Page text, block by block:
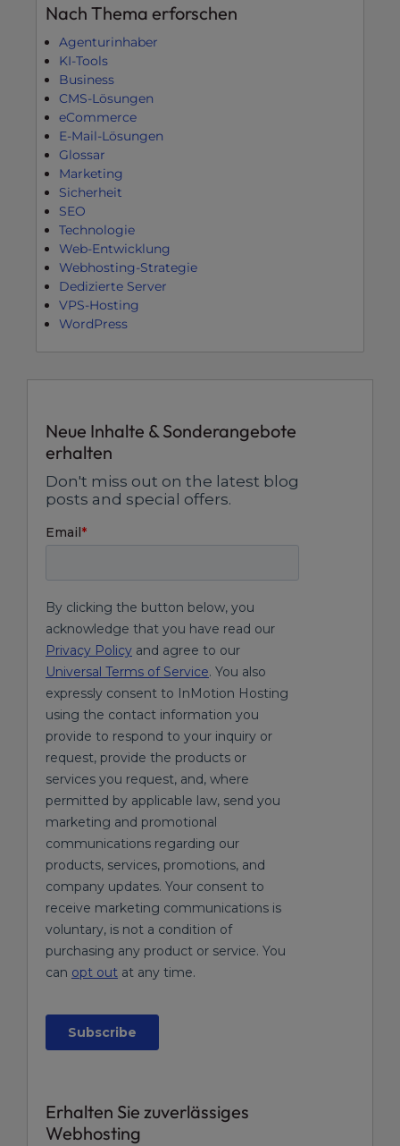
Nach Thema erforschen
Agenturinhaber
KI-Tools
Business
CMS-Lösungen
eCommerce
E-Mail-Lösungen
Glossar
Marketing
Sicherheit
SEO
Technologie
Web-Entwicklung
Webhosting-Strategie
Dedizierte Server
VPS-Hosting
WordPress
Neue Inhalte & Sonderangebote
erhalten
Erhalten Sie zuverlässiges
Webhosting